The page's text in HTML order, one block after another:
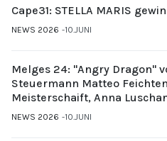
Cape31: STELLA MARIS
NEWS 2026 10.JUNI
Melges 24: "Angry Dragon"
Steuermann Matteo
Meisterschaift, Anna
NEWS 2026 10.JUNI